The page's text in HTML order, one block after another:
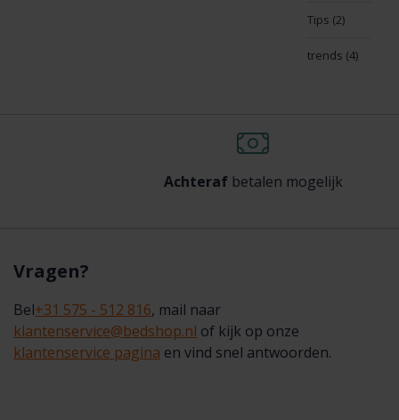
Tips (2)
trends (4)
Achterafbetalen mogelijk
Vragen?
Bel+31 575 - 512 816, mail naar
klantenservice@bedshop.nl of kijk op onze
klantenservice pagina en vind snel antwoorden.